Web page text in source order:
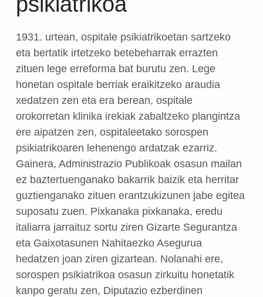
1931. urtean, ospitale psikiatrikoetan sartzeko
eta bertatik irtetzeko betebeharrak errazten
zituen lege erreforma bat burutu zen. Lege
honetan ospitale berriak eraikitzeko araudia
xedatzen zen eta era berean, ospitale
orokorretan klinika irekiak zabaltzeko plangintza
ere aipatzen zen, ospitaleetako sorospen
psikiatrikoaren lehenengo ardatzak ezarriz.
Gainera, Administrazio Publikoak osasun mailan
ez baztertuenganako bakarrik baizik eta herritar
guztienganako zituen erantzukizunen jabe egitea
suposatu zuen. Pixkanaka pixkanaka, eredu
italiarra jarraituz sortu ziren Gizarte Segurantza
eta Gaixotasunen Nahitaezko Asegurua
hedatzen joan ziren gizartean. Nolanahi ere,
sorospen psikiatrikoa osasun zirkuitu honetatik
kanpo geratu zen, Diputazio ezberdinen